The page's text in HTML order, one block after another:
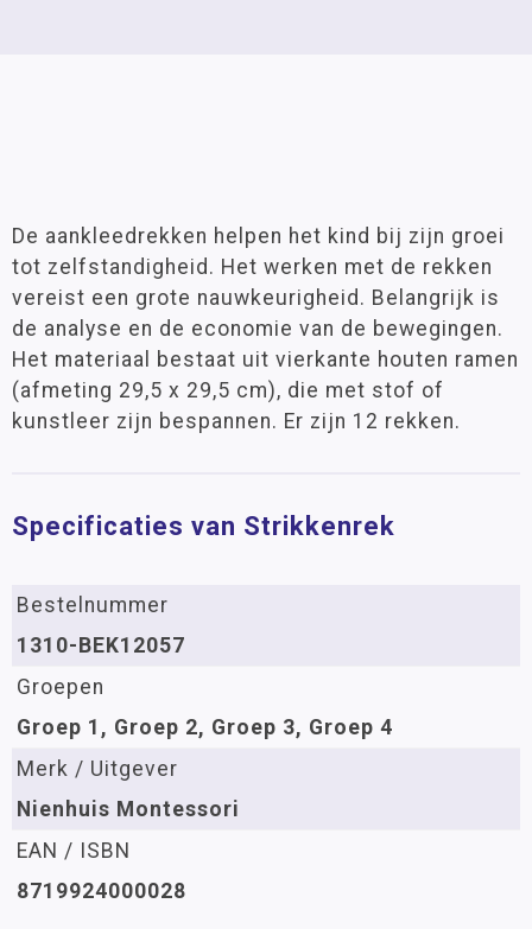
De aankleedrekken helpen het kind bij zijn groei
tot zelfstandigheid. Het werken met de rekken
vereist een grote nauwkeurigheid. Belangrijk is
de analyse en de economie van de bewegingen.
Het materiaal bestaat uit vierkante houten ramen
(afmeting 29,5 x 29,5 cm), die met stof of
kunstleer zijn bespannen. Er zijn 12 rekken.
Specificaties van Strikkenrek
Bestelnummer
1310-BEK12057
Groepen
Groep 1, Groep 2, Groep 3, Groep 4
Merk / Uitgever
Nienhuis Montessori
EAN / ISBN
8719924000028